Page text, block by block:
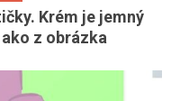
Krém je jemný
z obrázka